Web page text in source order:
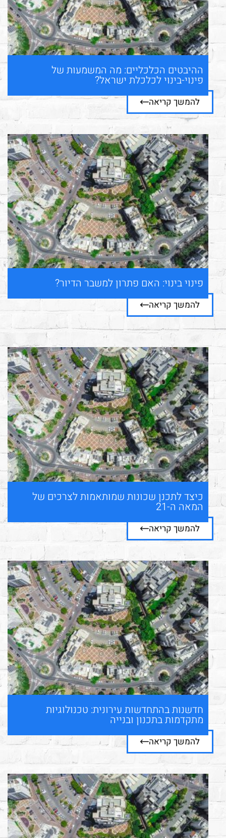
ההיבטים הכלכליים: מה המשמעות של
פינוי-בינוי לכלכלת ישראל?
להמשך קריאה
פינוי בינוי: האם פתרון למשבר הדיור?
להמשך קריאה
כיצד לתכנן שכונות שמותאמות לצרכים של
המאה ה-21
להמשך קריאה
חדשנות בהתחדשות עירונית: טכנולוגיות
מתקדמות בתכנון ובנייה
להמשך קריאה